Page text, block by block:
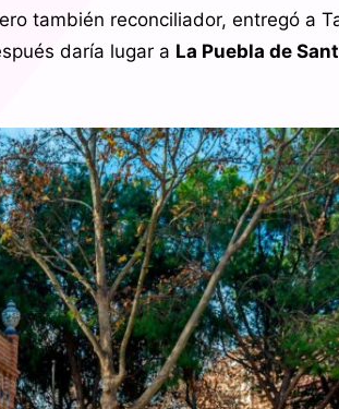
también reconciliador, entregó a
daría lugar a La Puebla de